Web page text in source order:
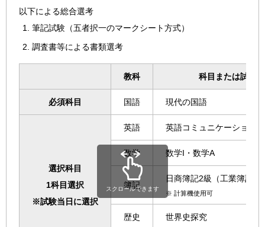
以下による総合選考
筆記試験（五者択一のマークシート方式）
調査書等による書類選考
教科 科目または試験
必須科目 国語 現代の国語
選択科目
1科目選択
※試験当日に選択
英語 英語コミュニケーション
数学 数学I・数学A
簿記
日商簿記2級（工業簿記を
※ 計算機使用可
歴史 世界史探究
スクロールできます